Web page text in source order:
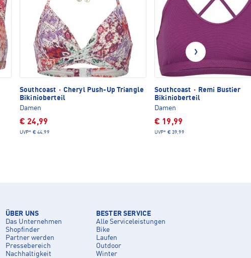
Southcoast · Cheryl Push-Up Triangle
Bikinioberteil
Damen
€ 24,99
UVP* € 44,99
Southcoast ·
Remi Bustier
Bikinioberteil
Damen
€ 19,99
UVP* € 39,99
ÜBER UNS
Das Unternehmen
Shopfinder
Partner werden
Pressebereich
Nachhaltigkeit
BESTER SERVICE
Alle Serviceleistungen
Bike
Laufen
Outdoor
Winter